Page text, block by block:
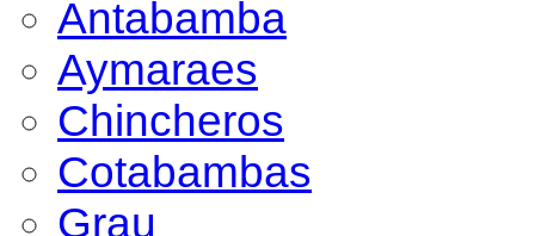
Antabamba
Aymaraes
Chincheros
Cotabambas
Grau